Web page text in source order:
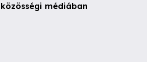
médiában